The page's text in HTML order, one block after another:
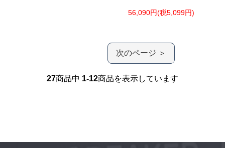
56,090円(税5,099円)
次のページ ＞
27商品中 1-12商品を表示しています